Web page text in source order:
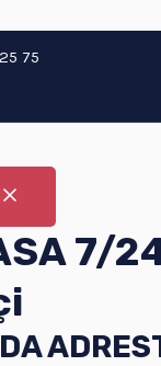
75
7/